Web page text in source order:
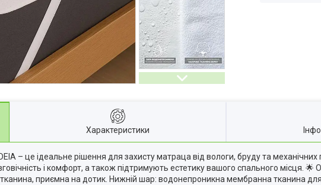
Характеристики
– це ідеальне рішення для захисту матраца від вологи, бруду та механічних
і комфорт, а також підтримують естетику вашого спального місця. 🌟
приємна на дотик. Нижній шар: водонепроникна мембранна тканина для